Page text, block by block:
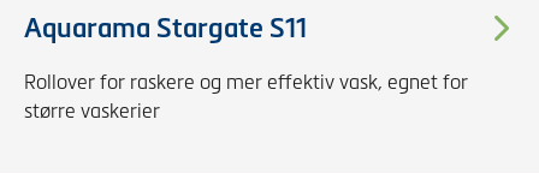
Aquarama Stargate S11
Rollover for raskere og mer effektiv vask, egnet for
større vaskerier